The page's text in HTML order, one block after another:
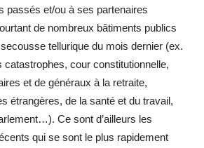
passés et/ou à ses partenaires
de nombreux bâtiments publics
tellurique du mois dernier (ex.
catastrophes, cour constitutionnelle,
et de généraux à la retraite,
étrangères, de la santé et du travail,
Ce sont d’ailleurs les
qui se sont le plus rapidement